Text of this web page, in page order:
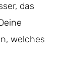
das
welches